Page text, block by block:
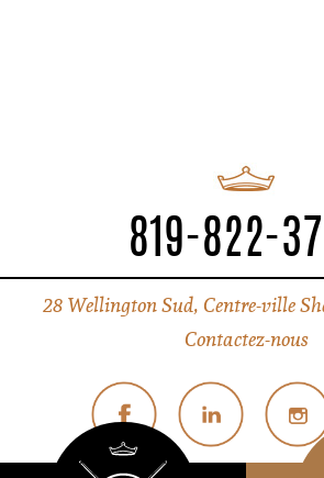
819-822-
28 Wellington Sud, Centre-ville
Contactez-nous